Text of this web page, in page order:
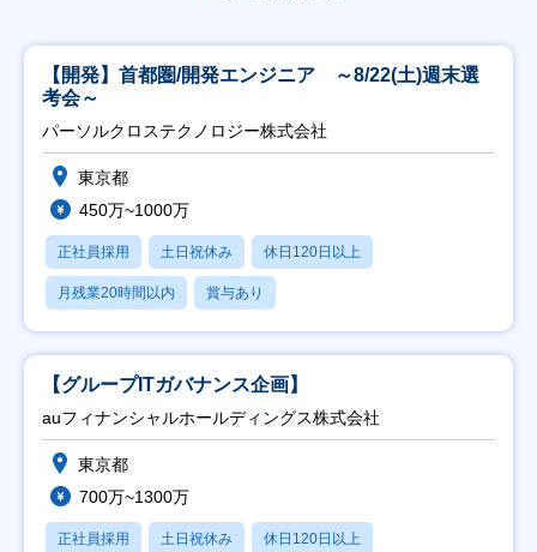
【開発】首都圏/開発エンジニア ～8/22(土)週末選
考会～
パーソルクロステクノロジー株式会社
東京都
450万~1000万
正社員採用 土日祝休み 休日120日以上
月残業20時間以内 賞与あり
【グループITガバナンス企画】
auフィナンシャルホールディングス株式会社
東京都
700万~1300万
正社員採用 土日祝休み 休日120日以上